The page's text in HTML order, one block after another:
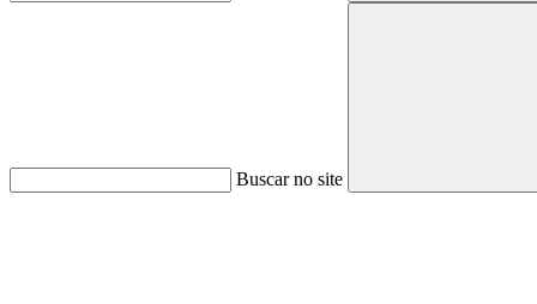
Buscar no site